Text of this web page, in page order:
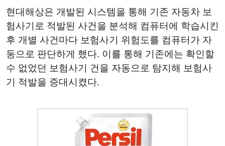
현대해상은 개발된 시스템을 통해 기존 자동차 보
험사기로 적발된 사건을 분석해 컴퓨터에 학습시킨
후 개별 사건마다 보험사기 위험도를 컴퓨터가 자
동으로 판단하게 했다. 이를 통해 기존에는 확인할
수 없었던 보험사기 건을 자동으로 탐지해 보험사
기 적발을 증대시켰다.